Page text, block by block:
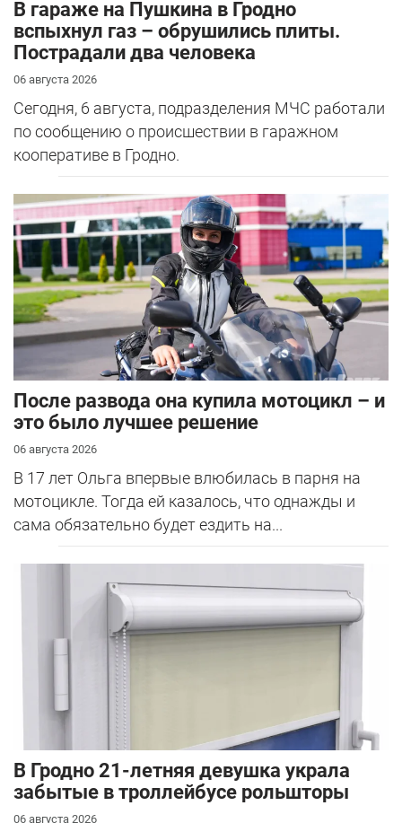
В гараже на Пушкина в Гродно
вспыхнул газ – обрушились плиты.
Пострадали два человека
06 августа 2026
Сегодня, 6 августа, подразделения МЧС работали
по сообщению о происшествии в гаражном
кооперативе в Гродно.
После развода она купила мотоцикл – и
это было лучшее решение
06 августа 2026
В 17 лет Ольга впервые влюбилась в парня на
мотоцикле. Тогда ей казалось, что однажды и
сама обязательно будет ездить на...
В Гродно 21-летняя девушка украла
забытые в троллейбусе рольшторы
06 августа 2026